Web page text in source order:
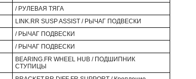
/ РУЛЕВАЯ ТЯГА
LINK.RR SUSP ASSIST / РЫЧАГ ПОДВЕСКИ
/ РЫЧАГ ПОДВЕСКИ
/ РЫЧАГ ПОДВЕСКИ
BEARING.FR WHEEL HUB / ПОДШИПНИК
СТУПИЦЫ